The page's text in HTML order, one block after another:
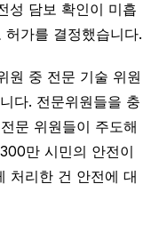
성 담보 확인이 미흡
가를 결정했습니다.
원 중 전문 기술 위원
다. 전문위원들을 충
문 위원들이 주도해
만 시민의 안전이
처리한 건 안전에 대